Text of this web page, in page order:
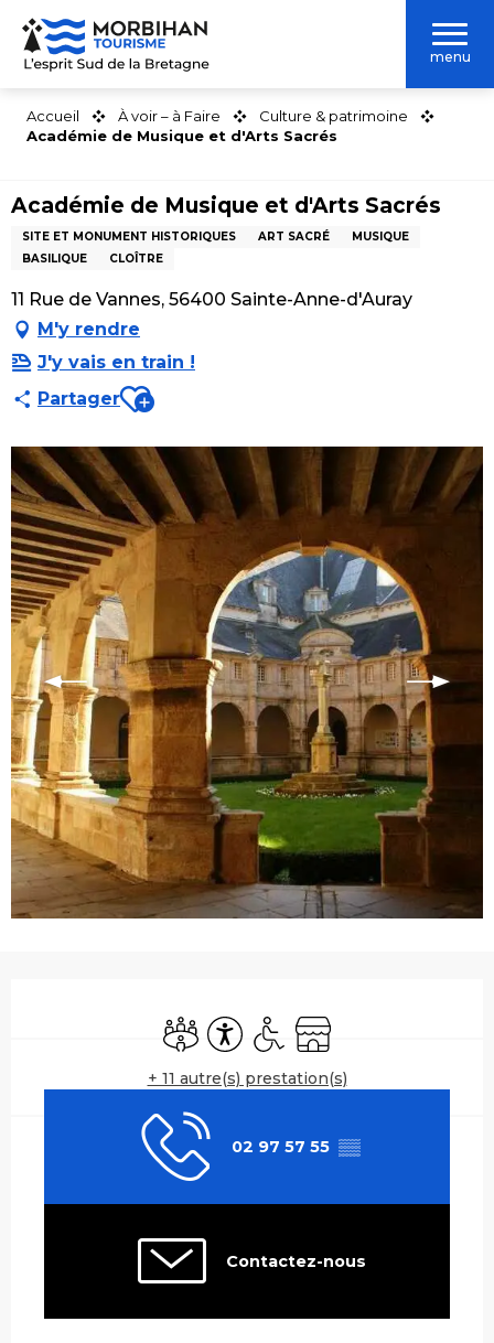
Aller
contenu
menu
Accueil À voir – à Faire
Culture & patrimoine
Académie de Musique et d'Arts Sacrés
Académie de Musique et d'Arts Sacrés
SITE ET MONUMENT HISTORIQUES ART SACRÉ
MUSIQUE
BASILIQUE
CLOÎTRE
11 Rue de Vannes, 56400 Sainte-Anne-d'Auray
M'y rendre
J'y vais en train !
PartagerAjouter aux favoris
Salle de réunion
Accessibilité
Accès handicapés
Boutique
+ 11 autre(s) prestation(s)
02 97 57 55 ▒▒
Contactez-nous